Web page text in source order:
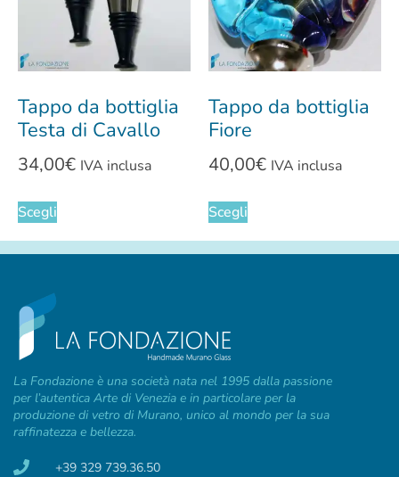
Tappo da bottiglia
Testa di Cavallo
34,00€ IVA inclusa
Scegli
Tappo da bottiglia
Fiore
40,00€ IVA inclusa
Scegli
La Fondazione è una società nata nel 1995 dalla passione
per l’autentica Arte di Venezia e in particolare per la
produzione di vetro di Murano, unico al mondo per la sua
raffinatezza e bellezza.
+39 329 739.36.50